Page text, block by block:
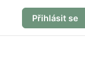
Přihlásit se